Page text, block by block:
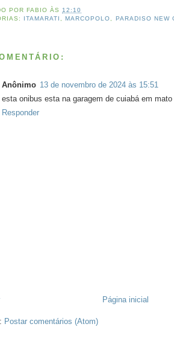
PORFABIO ÀS12:10
ITAMARATI ,MARCOPOLO, PARADISO NEW
Anônimo 13 de novembro de 2024 às 15:51
esta onibus esta na garagem de cuiabá em
Responder
Página inicial
Postar comentários (Atom)